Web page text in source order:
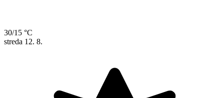
30/15 °C
streda 12. 8.